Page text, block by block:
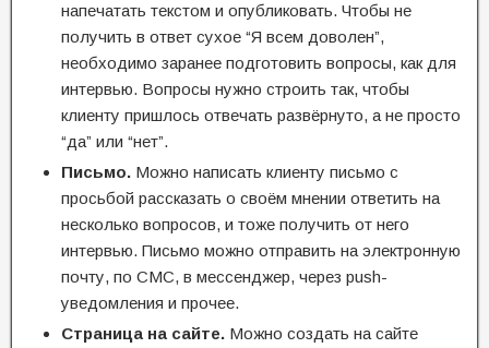
напечатать текстом и опубликовать. Чтобы не
получить в ответ сухое “Я всем доволен”,
необходимо заранее подготовить вопросы, как для
интервью. Вопросы нужно строить так, чтобы
клиенту пришлось отвечать развёрнуто, а не просто
“да” или “нет”.
Письмо. Можно написать клиенту письмо с
просьбой рассказать о своём мнении ответить на
несколько вопросов, и тоже получить от него
интервью. Письмо можно отправить на электронную
почту, по СМС, в мессенджер, через push-
уведомления и прочее.
Страница на сайте. Можно создать на сайте